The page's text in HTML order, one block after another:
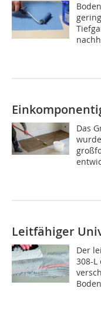
Das
Leitfähiger
Der
308-